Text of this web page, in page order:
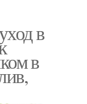
в
в